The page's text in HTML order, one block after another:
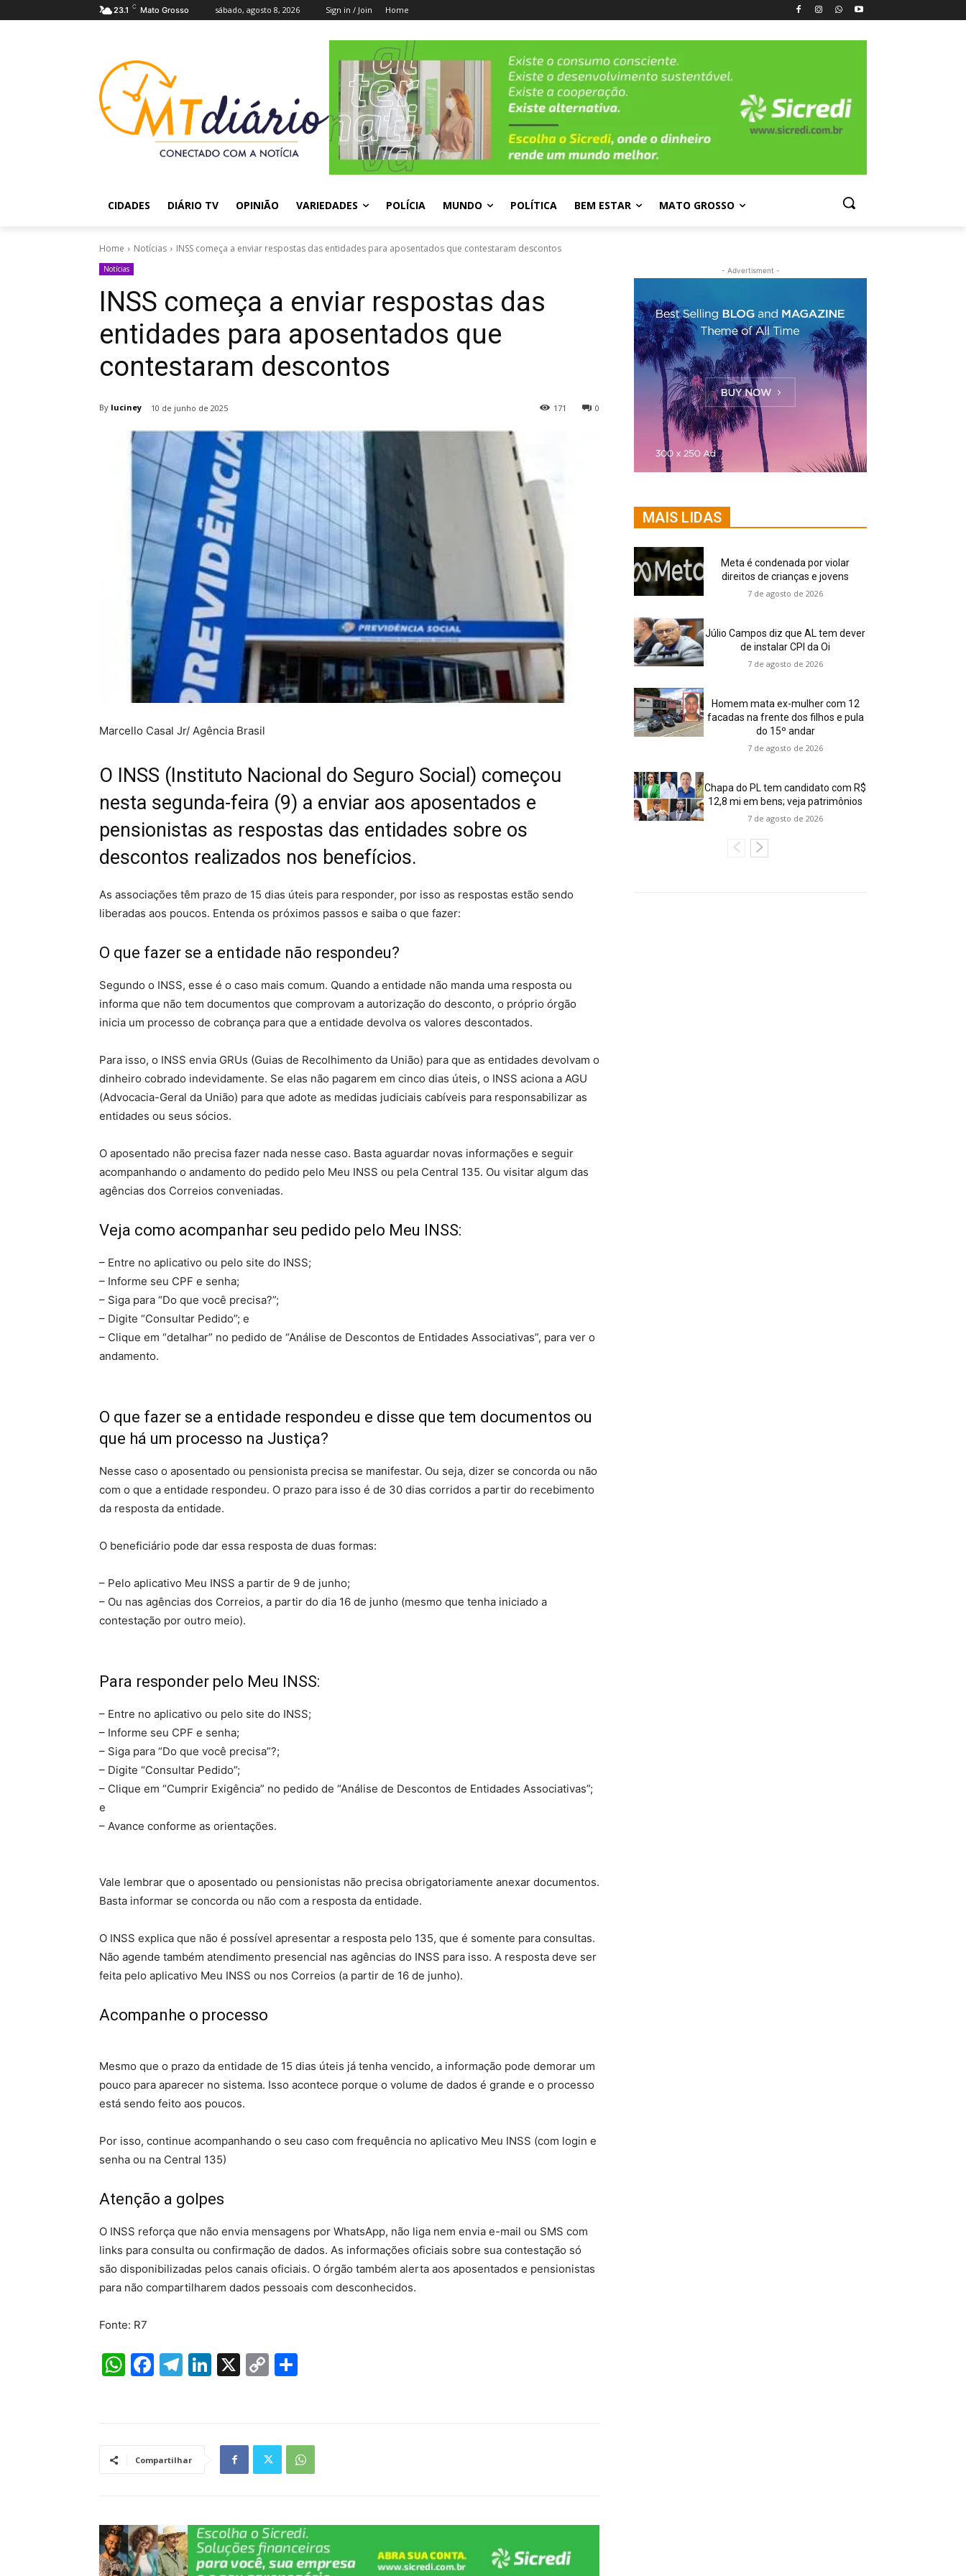
23.1 C Mato Grosso sábado, agosto 8, 2026 Sign in / Join Home
CIDADES DIÁRIO TV OPINIÃO VARIEDADES POLÍCIA MUNDO POLÍTICA BEM ESTAR MATO GROSSO
Home Notícias INSS começa a enviar respostas das entidades para aposentados que contestaram descontos
Notícias
INSS começa a enviar respostas das
entidades para aposentados que
contestaram descontos
By luciney 10 de junho de 2025 0
171
Marcello Casal Jr/ Agência Brasil
O INSS (Instituto Nacional do Seguro Social) começou
nesta segunda-feira (9) a enviar aos aposentados e
pensionistas as respostas das entidades sobre os
descontos realizados nos benefícios.
As associações têm prazo de 15 dias úteis para responder, por isso as respostas estão sendo
liberadas aos poucos. Entenda os próximos passos e saiba o que fazer:
O que fazer se a entidade não respondeu?
Segundo o INSS, esse é o caso mais comum. Quando a entidade não manda uma resposta ou
informa que não tem documentos que comprovam a autorização do desconto, o próprio órgão
inicia um processo de cobrança para que a entidade devolva os valores descontados.
Para isso, o INSS envia GRUs (Guias de Recolhimento da União) para que as entidades devolvam o
dinheiro cobrado indevidamente. Se elas não pagarem em cinco dias úteis, o INSS aciona a AGU
(Advocacia-Geral da União) para que adote as medidas judiciais cabíveis para responsabilizar as
entidades ou seus sócios.
O aposentado não precisa fazer nada nesse caso. Basta aguardar novas informações e seguir
acompanhando o andamento do pedido pelo Meu INSS ou pela Central 135. Ou visitar algum das
agências dos Correios conveniadas.
Veja como acompanhar seu pedido pelo Meu INSS:
– Entre no aplicativo ou pelo site do INSS;
– Informe seu CPF e senha;
– Siga para “Do que você precisa?”;
– Digite “Consultar Pedido”; e
– Clique em “detalhar” no pedido de “Análise de Descontos de Entidades Associativas”, para ver o
andamento.
O que fazer se a entidade respondeu e disse que tem documentos ou
que há um processo na Justiça?
Nesse caso o aposentado ou pensionista precisa se manifestar. Ou seja, dizer se concorda ou não
com o que a entidade respondeu. O prazo para isso é de 30 dias corridos a partir do recebimento
da resposta da entidade.
O beneficiário pode dar essa resposta de duas formas:
– Pelo aplicativo Meu INSS a partir de 9 de junho;
– Ou nas agências dos Correios, a partir do dia 16 de junho (mesmo que tenha iniciado a
contestação por outro meio).
Para responder pelo Meu INSS:
– Entre no aplicativo ou pelo site do INSS;
– Informe seu CPF e senha;
– Siga para “Do que você precisa”?;
– Digite “Consultar Pedido”;
– Clique em “Cumprir Exigência” no pedido de “Análise de Descontos de Entidades Associativas”;
e
– Avance conforme as orientações.
Vale lembrar que o aposentado ou pensionistas não precisa obrigatoriamente anexar documentos.
Basta informar se concorda ou não com a resposta da entidade.
O INSS explica que não é possível apresentar a resposta pelo 135, que é somente para consultas.
Não agende também atendimento presencial nas agências do INSS para isso. A resposta deve ser
feita pelo aplicativo Meu INSS ou nos Correios (a partir de 16 de junho).
Acompanhe o processo
Mesmo que o prazo da entidade de 15 dias úteis já tenha vencido, a informação pode demorar um
pouco para aparecer no sistema. Isso acontece porque o volume de dados é grande e o processo
está sendo feito aos poucos.
Por isso, continue acompanhando o seu caso com frequência no aplicativo Meu INSS (com login e
senha ou na Central 135)
Atenção a golpes
O INSS reforça que não envia mensagens por WhatsApp, não liga nem envia e-mail ou SMS com
links para consulta ou confirmação de dados. As informações oficiais sobre sua contestação só
são disponibilizadas pelos canais oficiais. O órgão também alerta aos aposentados e pensionistas
para não compartilharem dados pessoais com desconhecidos.
Fonte: R7
W
A
F
b
k
T
a
Li
n
X
C
Li
n
Compartilhar
- Advertisment -
MAIS LIDAS
Meta é condenada por violar
direitos de crianças e jovens
7 de agosto de 2026
Júlio Campos diz que AL tem dever
de instalar CPI da Oi
7 de agosto de 2026
Homem mata ex-mulher com 12
facadas na frente dos filhos e pula
do 15º andar
7 de agosto de 2026
Chapa do PL tem candidato com R$
12,8 mi em bens; veja patrimônios
7 de agosto de 2026